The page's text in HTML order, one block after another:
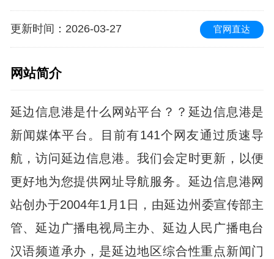
更新时间 ：2026-03-27 官网直达
网站简介
延边信息港是什么网站平台？？延边信息港是
新闻媒体平台。目前有141个网友通过质速导
航，访问延边信息港。我们会定时更新，以便
更好地为您提供网址导航服务。延边信息港网
站创办于2004年1月1日，由延边州委宣传部主
管、延边广播电视局主办、延边人民广播电台
汉语频道承办，是延边地区综合性重点新闻门